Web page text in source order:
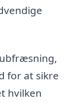
for at sikre
hvilken